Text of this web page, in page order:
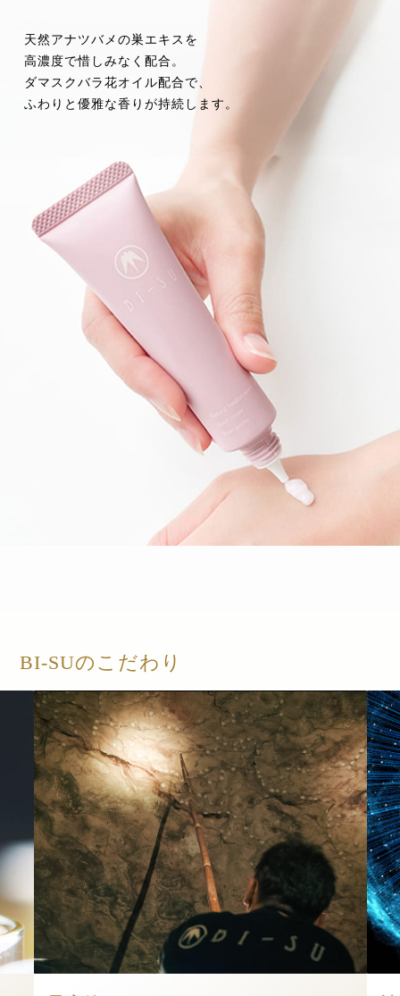
天然アナツバメの巣エキスを
高濃度で惜しみなく配合。
ダマスクバラ花オイル配合で、
ふわりと優雅な香りが持続します。
BI-SUのこだわり